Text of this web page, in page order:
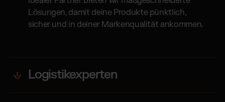
Lösungen, damit deine Produkte pünktlich,
sicher und in deiner Markenqualität ankommen.
Logistikexperten